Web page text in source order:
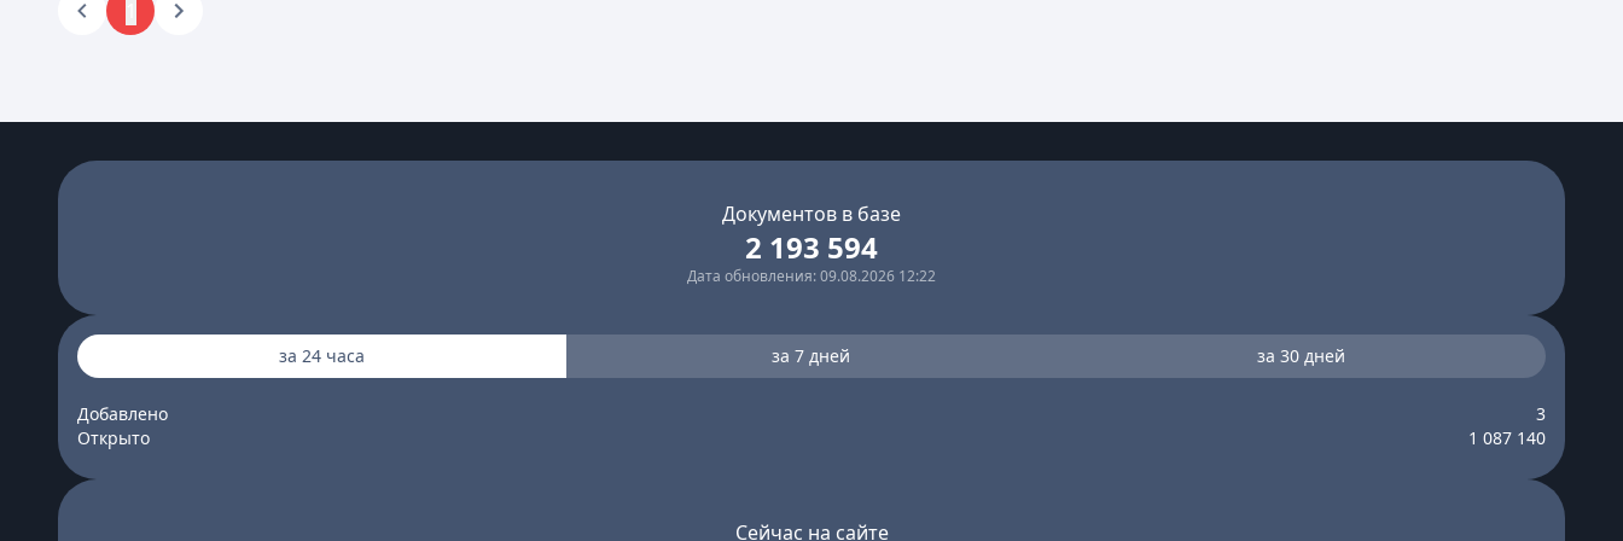
Документов в базе
2 193 594
Дата обновления: 09.08.2026 12:22
за 24 часа за 7 дней за 30 дней
Добавлено
3
Открыто
1 087 140
Сейчас на сайте